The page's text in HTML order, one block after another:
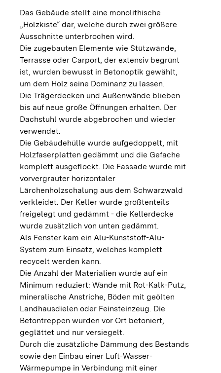
Das Gebäude stellt eine monolithische
„Holzkiste“ dar, welche durch zwei größere
Ausschnitte unterbrochen wird.
Die zugebauten Elemente wie Stützwände,
Terrasse oder Carport, der extensiv begrünt
ist, wurden bewusst in Betonoptik gewählt,
um dem Holz seine Dominanz zu lassen.
Die Trägerdecken und Außenwände blieben
bis auf neue große Öffnungen erhalten. Der
Dachstuhl wurde abgebrochen und wieder
verwendet.
Die Gebäudehülle wurde aufgedoppelt, mit
Holzfaserplatten gedämmt und die Gefache
komplett ausgeflockt. Die Fassade wurde mit
vorvergrauter horizontaler
Lärchenholzschalung aus dem Schwarzwald
verkleidet. Der Keller wurde größtenteils
freigelegt und gedämmt - die Kellerdecke
wurde zusätzlich von unten gedämmt.
Als Fenster kam ein Alu-Kunststoff-Alu-
System zum Einsatz, welches komplett
recycelt werden kann.
Die Anzahl der Materialien wurde auf ein
Minimum reduziert: Wände mit Rot-Kalk-Putz,
mineralische Anstriche, Böden mit geölten
Landhausdielen oder Feinsteinzeug. Die
Betontreppen wurden vor Ort betoniert,
geglättet und nur versiegelt.
Durch die zusätzliche Dämmung des Bestands
sowie den Einbau einer Luft-Wasser-
Wärmepumpe in Verbindung mit einer